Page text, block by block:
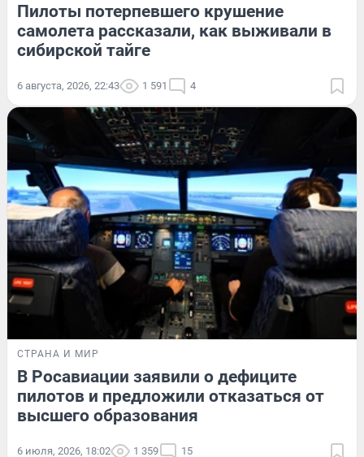
Пилоты потерпевшего крушение
самолета рассказали, как выживали в
сибирской тайге
6 августа, 2026, 22:43 1 591 4
СТРАНА И МИР
В Росавиации заявили о дефиците
пилотов и предложили отказаться от
высшего образования
6 июля, 2026, 18:02 1 359 15